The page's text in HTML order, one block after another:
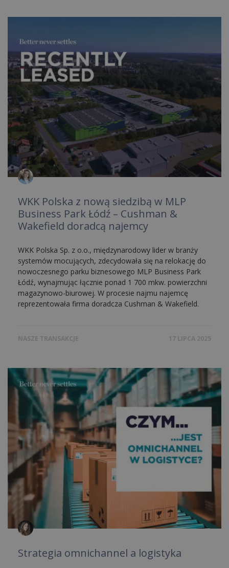
WKK Polska z nową siedzibą w MLP
Business Park Łódź – Cushman &
Wakefield doradcą najemcy
WKK Polska Sp. z o.o., międzynarodowy lider w branży
systemów mocujących, zdecydowała się na relokację do
nowoczesnego parku biznesowego MLP Business Park
Łódź, wynajmując łącznie ponad 1 700 mkw. powierzchni
magazynowo-biurowej. W procesie najmu najemcę
reprezentowała firma doradcza Cushman & Wakefield.
NASZE TRANSAKCJE 17 LIPCA 2025
Strategia omnichannel a logistyka